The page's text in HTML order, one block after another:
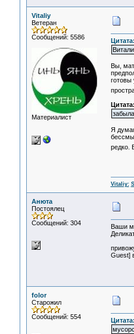
Vitaliy
Ветеран
Сообщений: 5586
Материалист
Вы,
готовы
Цитата:
Я
редко.
Vitaliy:
Анюта
Постоялец
Сообщений: 304
Ваши
Guest]
folor
Старожил
Сообщений: 554